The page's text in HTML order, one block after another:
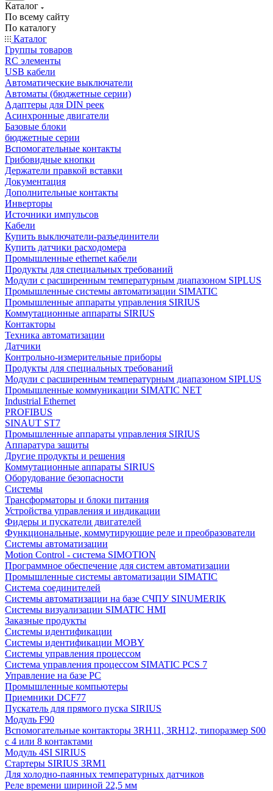
Каталог
По всему сайту
По каталогу
Каталог
Группы товаров
RC элементы
USB кабели
Автоматические выключатели
Автоматы (бюджетные серии)
Адаптеры для DIN реек
Асинхронные двигатели
Базовые блоки
бюджетные серии
Вспомогательные контакты
Грибовидные кнопки
Держатели правкой вставки
Документация
Дополнительные контакты
Инверторы
Источники импульсов
Кабели
Купить выключатели-разъединители
Купить датчики расходомера
Промышленные ethernet кабели
Продукты для специальных требований
Модули с расширенным температурным диапазоном SIPLUS
Промышленные системы автоматизации SIMATIC
Промышленные аппараты управления SIRIUS
Коммутационные аппараты SIRIUS
Контакторы
Техника автоматизации
Датчики
Контрольно-измерительные приборы
Продукты для специальных требований
Модули с расширенным температурным диапазоном SIPLUS
Промышленные коммуникации SIMATIC NET
Industrial Ethernet
PROFIBUS
SINAUT ST7
Промышленные аппараты управления SIRIUS
Аппаратура защиты
Другие продукты и решения
Коммутационные аппараты SIRIUS
Оборудование безопасности
Системы
Трансформаторы и блоки питания
Устройства управления и индикации
Фидеры и пускатели двигателей
Функциональные, коммутирующие реле и преобразователи
Системы автоматизации
Motion Control - система SIMOTION
Программное обеспечение для систем автоматизации
Промышленные системы автоматизации SIMATIC
Система соединителей
Системы автоматизации на базе СЧПУ SINUMERIK
Системы визуализации SIMATIC HMI
Заказные продукты
Системы идентификации
Системы идентификации MOBY
Системы управления процессом
Система управления процессом SIMATIC PCS 7
Управление на базе РС
Промышленные компьютеры
Приемники DCF77
Пускатель для прямого пуска SIRIUS
Модуль F90
Вспомогательные контакторы 3RH11, 3RH12, типоразмер S00
с 4 или 8 контактами
Модуль 4SI SIRIUS
Стартеры SIRIUS 3RM1
Для холодно-паянных температурных датчиков
Реле времени шириной 22,5 мм